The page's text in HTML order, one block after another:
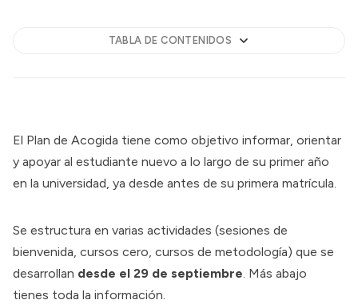
TABLA DE CONTENIDOS
El Plan de Acogida tiene como objetivo informar, orientar
y apoyar al estudiante nuevo a lo largo de su primer año
en la universidad, ya desde antes de su primera matrícula.
Se estructura en varias actividades (sesiones de
bienvenida, cursos cero, cursos de metodología) que se
desarrollan desde el 29 de septiembre. Más abajo
tienes toda la información.